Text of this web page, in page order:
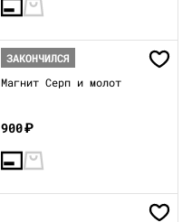
ЗАКОНЧИЛСЯ
Магнит Серп и молот
900₽